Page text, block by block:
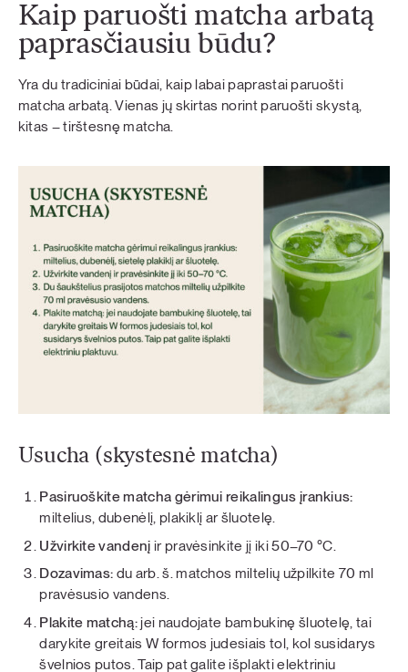
Kaip paruošti matcha arbatą
paprasčiausiu būdu?
Yra du tradiciniai būdai, kaip labai paprastai paruošti
matcha arbatą. Vienas jų skirtas norint paruošti skystą,
kitas – tirštesnę matcha.
Usucha (skystesnė matcha)
Pasiruoškite matcha gėrimui reikalingus įrankius:
miltelius, dubenėlį, plakiklį ar šluotelę.
Užvirkite vandenį ir pravėsinkite jį iki 50–70 °C.
Dozavimas: du arb. š. matchos miltelių užpilkite 70 ml
pravėsusio vandens.
Plakite matchą:jei naudojate bambukinę šluotelę, tai
darykite greitais W formos judesiais tol, kol susidarys
švelnios putos. Taip pat galite išplakti elektriniu